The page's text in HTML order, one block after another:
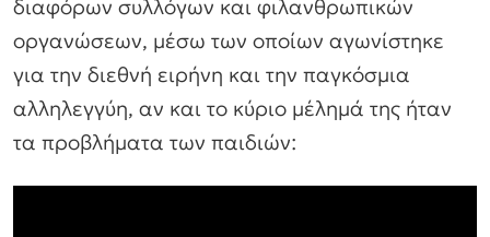
διαφόρων συλλόγων και φιλανθρωπικών
οργανώσεων, μέσω των οποίων αγωνίστηκε
για την διεθνή ειρήνη και την παγκόσμια
αλληλεγγύη, αν και το κύριο μέλημά της ήταν
τα προβλήματα των παιδιών: